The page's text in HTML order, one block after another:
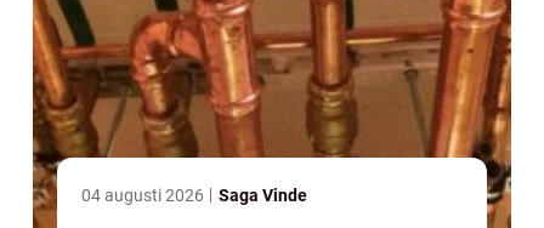
04 augusti 2026 Saga Vinde